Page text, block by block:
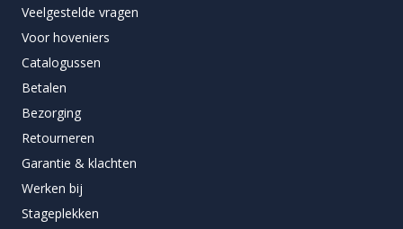
Veelgestelde vragen
Voor hoveniers
Catalogussen
Betalen
Bezorging
Retourneren
Garantie & klachten
Werken bij
Stageplekken